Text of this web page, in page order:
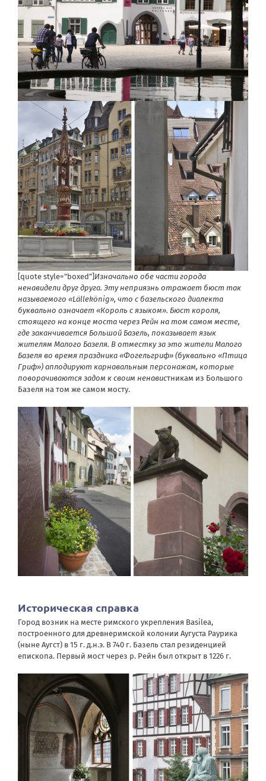
[quote style=”boxed”] Изначально обе части города
ненавидели друг друга. Эту неприязнь отражает бюст так
называемого «Lällekönig», что с базельского диалекта
буквально означает «Король с языком». Бюст короля,
стоящего на конце моста через Рейн на том самом месте,
где заканчивается Большой Базель, показывает язык
жителям Малого Базеля. В отместку за это жители Малого
Базеля во время праздника «Фогельгриф» (буквально «Птица
Гриф») аплодируют карнавальным персонажам, которые
поворачиваются задом к своим ненавистникам из Большого
Базеля на том же самом мосту.
Историческая справка
Город возник на месте римского укрепления Basilea,
построенного для древнеримской колонии Аугуста Раурика
(ныне Аугст) в 15 г. д.н.э. В 740 г. Базель стал резиденцией
епископа. Первый мост через р. Рейн был открыт в 1226 г.